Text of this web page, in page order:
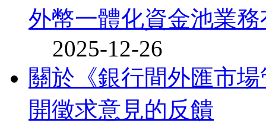
外幣一體化資金池業
2025-12-26
關於《銀行間外匯市
開徵求意見的反饋